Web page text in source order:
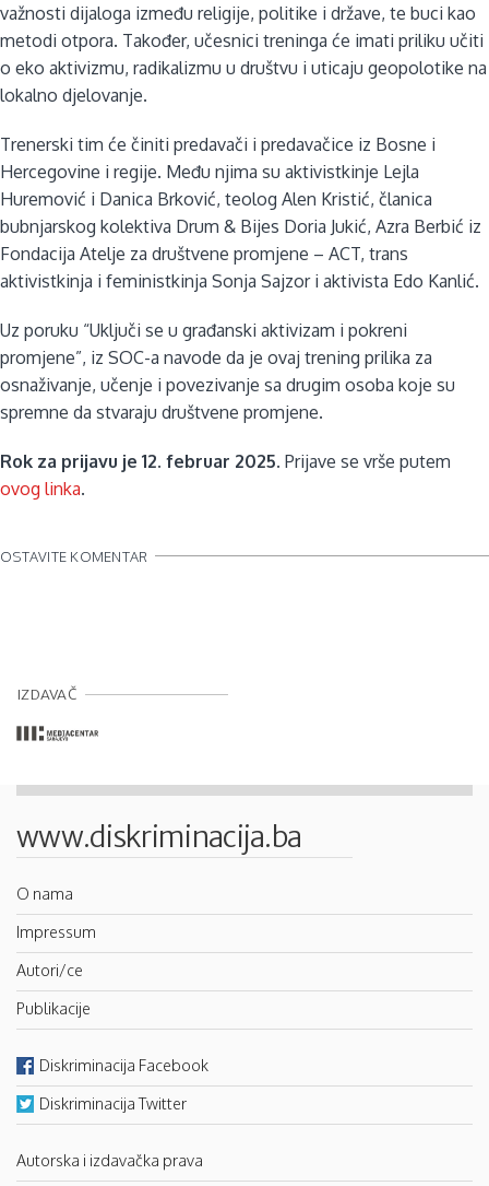
važnosti dijaloga između religije, politike i države, te buci kao
metodi otpora. Također, učesnici treninga će imati priliku učiti
o eko aktivizmu, radikalizmu u društvu i uticaju geopolotike na
lokalno djelovanje.
Trenerski tim će činiti predavači i predavačice iz Bosne i
Hercegovine i regije. Među njima su aktivistkinje Lejla
Huremović i Danica Brković, teolog Alen Kristić, članica
bubnjarskog kolektiva Drum & Bijes Doria Jukić, Azra Berbić iz
Fondacija Atelje za društvene promjene – ACT, trans
aktivistkinja i feministkinja Sonja Sajzor i aktivista Edo Kanlić.
Uz poruku “Uključi se u građanski aktivizam i pokreni
promjene”, iz SOC-a navode da je ovaj trening prilika za
osnaživanje, učenje i povezivanje sa drugim osoba koje su
spremne da stvaraju društvene promjene.
Rok za prijavu je 12. februar 2025. Prijave se vrše putem
ovog linka.
OSTAVITE KOMENTAR
IZDAVAČ
www.diskriminacija.ba
O nama
Impressum
Autori/ce
Publikacije
Diskriminacija Facebook
Diskriminacija Twitter
Autorska i izdavačka prava